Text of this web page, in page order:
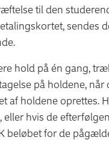
til den
sendes
hold på én gang,
på holdene,
af holdene oprettes.
eller hvis de
beløbet for de